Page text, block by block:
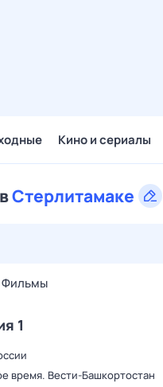
Кино и сериалы
Стерлитамаке
Фильмы
1
время. Вести-Башкортостан